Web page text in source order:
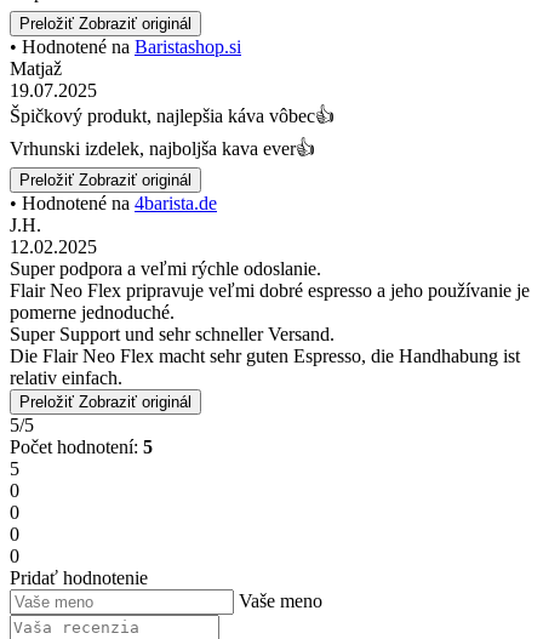
Preložiť Zobraziť originál
• Hodnotené na Baristashop.si
Matjaž
19.07.2025
Špičkový produkt, najlepšia káva vôbec👍
Vrhunski izdelek, najboljša kava ever👍
Preložiť Zobraziť originál
• Hodnotené na 4barista.de
J.H.
12.02.2025
Super podpora a veľmi rýchle odoslanie.
Flair Neo Flex pripravuje veľmi dobré espresso a jeho používanie je
pomerne jednoduché.
Super Support und sehr schneller Versand.
Die Flair Neo Flex macht sehr guten Espresso, die Handhabung ist
relativ einfach.
Preložiť Zobraziť originál
5/5
Počet hodnotení: 5
5
0
0
0
0
Pridať hodnotenie
Vaše meno